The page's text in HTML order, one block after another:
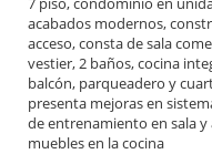
acabados modernos,
acceso, consta de sala
vestier, 2 baños, cocina
balcón, parqueadero y
presenta mejoras en
de entrenamiento en sala
muebles en la cocina